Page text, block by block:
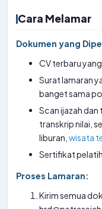
Cara Melamar
Dokumen yang
CV terbaru
Surat lamaran
banget sama
Scan ijazah dan
transkrip nilai,
liburan,wisata
Sertifikat
Proses Lamaran:
Kirim semua